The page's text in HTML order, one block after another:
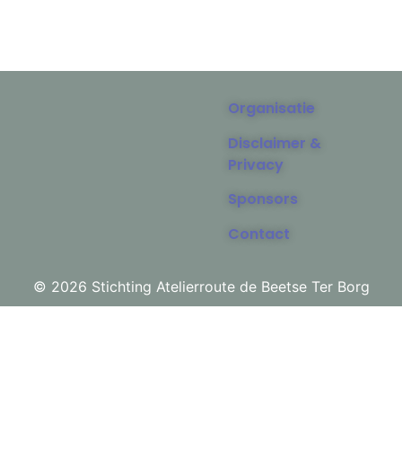
© 2026 Stichting Atelierroute de Beetse Ter Borg
Organisatie
Disclaimer &
Privacy
Sponsors
Contact